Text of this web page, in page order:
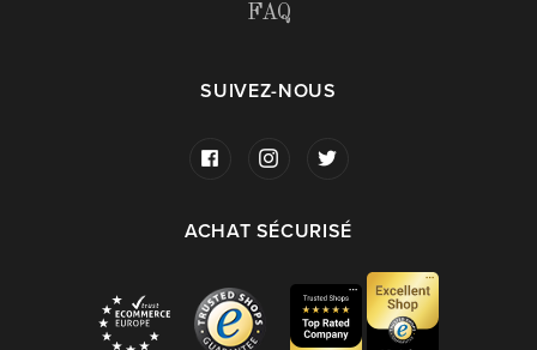
FAQ
SUIVEZ-NOUS
ACHAT SÉCURISÉ